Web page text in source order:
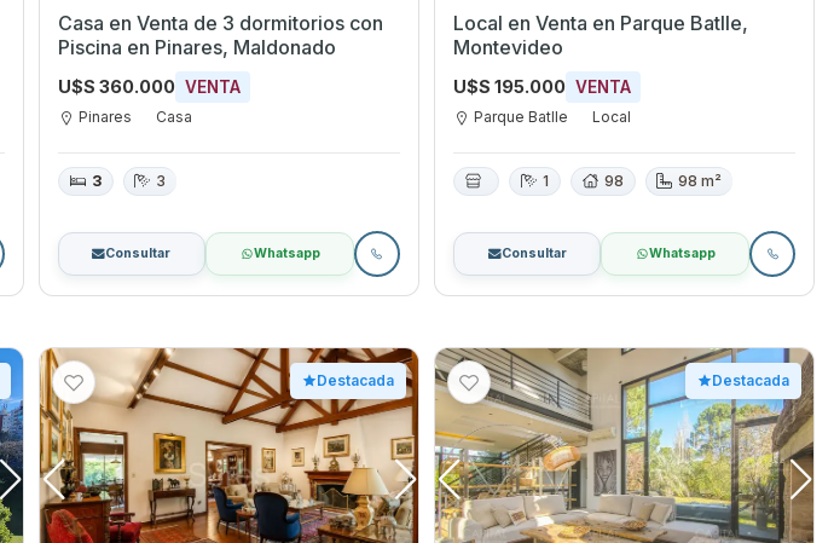
Casa en Venta de 3 dormitorios con
Piscina en Pinares, Maldonado
U$S 360.000 VENTA
Pinares Casa
3 3
Consultar Whatsapp
Local en Venta en Parque Batlle,
Montevideo
U$S 195.000 VENTA
Parque Batlle Local
1 98 98 m²
Consultar Whatsapp
Destacada Destacada